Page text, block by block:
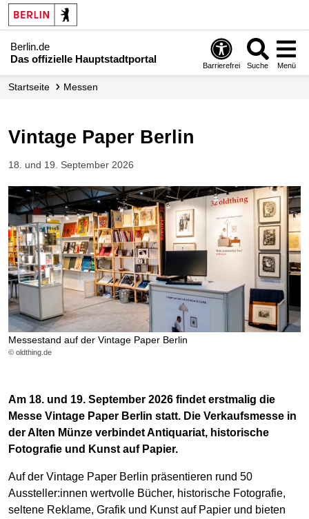
Berlin.de
Das offizielle Hauptstadtportal
Barrierefrei Suche Menü
Startseite Messen
Vintage Paper Berlin
18. und 19. September 2026
Messestand auf der Vintage Paper Berlin
© oldthing.de
Am 18. und 19. September 2026 findet erstmalig die
Messe Vintage Paper Berlin statt. Die Verkaufsmesse in
der Alten Münze verbindet Antiquariat, historische
Fotografie und Kunst auf Papier.
Auf der Vintage Paper Berlin präsentieren rund 50
Aussteller:innen wertvolle Bücher, historische Fotografie,
seltene Reklame, Grafik und Kunst auf Papier und bieten